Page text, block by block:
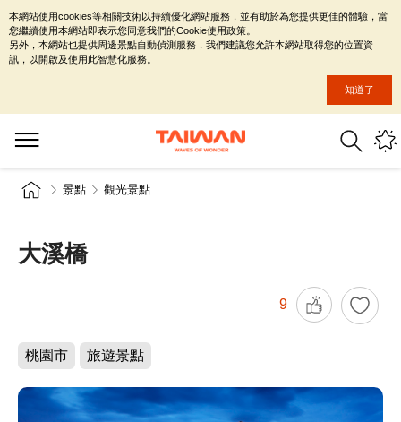
景點 觀光景點
大溪橋
9
桃園市 旅遊景點
本網站使用cookies等相關技術以持續優化網站服務，並有助於為您提供更佳的體驗，當
您繼續使用本網站即表示您同意我們的Cookie使用政策。
另外，本網站也提供周邊景點自動偵測服務，我們建議您允許本網站取得您的位置資
訊，以開啟及使用此智慧化服務。
知道了